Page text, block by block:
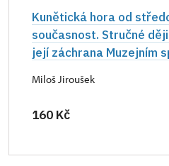
Kunětická hora od
současnost. Stručné
její záchrana Muzejním
Miloš Jiroušek
160 Kč